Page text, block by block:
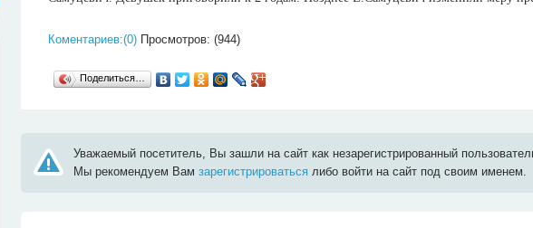
Коментариев:(0) Просмотров: (944)
Поделиться…
Уважаемый посетитель, Вы зашли на сайт как незарегистрированный
Мы рекомендуем Вамзарегистрироваться либо войти на сайт под своим именем.